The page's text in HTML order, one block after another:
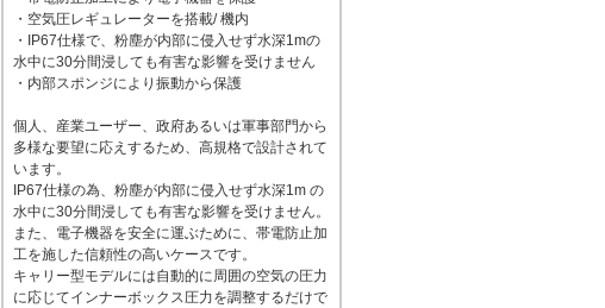
・空気圧レギュレーターを搭載/ 機内
・IP67仕様で、粉塵が内部に侵入せず水深1mの
水中に30分間浸しても有害な影響を受けません
・内部スポンジにより振動から保護
個人、産業ユーザー、政府あるいは軍事部門から
多様な要望に応えするため、高規格で設計されて
います。
IP67仕様の為、粉塵が内部に侵入せず水深1m の
水中に30分間浸しても有害な影響を受けません。
また、電子機器を安全に運ぶために、帯電防止加
工を施した信頼性の高いケースです。
キャリー型モデルには自動的に周囲の空気の圧力
に応じてインナーボックス圧力を調整するだけで